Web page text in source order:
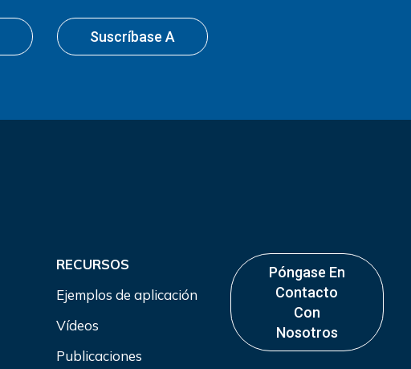
Suscríbase A
RECURSOS
Ejemplos de aplicación
Vídeos
Publicaciones
Póngase En
Contacto
Con
Nosotros